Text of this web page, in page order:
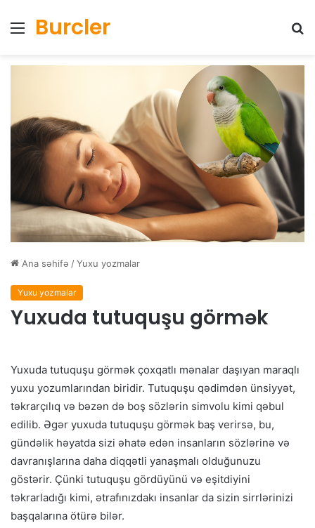
Menyu
Burcler
Ana səhifə /Yuxu yozmalar
Yuxu yozmalar
Yuxuda tutuquşu görmək
Yuxuda tutuquşu görmək çoxqatlı mənalar daşıyan maraqlı
yuxu yozumlarından biridir. Tutuquşu qədimdən ünsiyyət,
təkrarçılıq və bəzən də boş sözlərin simvolu kimi qəbul
edilib. Əgər yuxuda tutuquşu görmək baş verirsə, bu,
gündəlik həyatda sizi əhatə edən insanların sözlərinə və
davranışlarına daha diqqətli yanaşmalı olduğunuzu
göstərir. Çünki tutuquşu gördüyünü və eşitdiyini
təkrarladığı kimi, ətrafınızdakı insanlar da sizin sirrlərinizi
başqalarına ötürə bilər.